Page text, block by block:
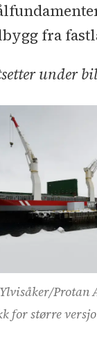
for
under
gir
oss
til å
løsninger
tak
kan
til nytt
fra
under
Protan
for større